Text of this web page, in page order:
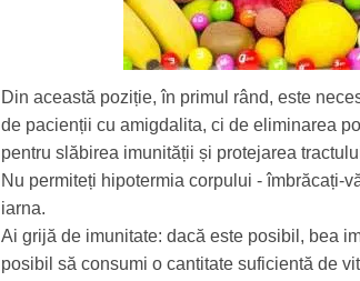
Din această poziție, în primul rând, este
de pacienții cu amigdalita, ci de eliminarea
pentru slăbirea imunității și protejarea
Nu permiteți hipotermia corpului - îmbrăcați-
iarna.
Ai grijă de imunitate: dacă este posibil, bea
posibil să consumi o cantitate suficientă de